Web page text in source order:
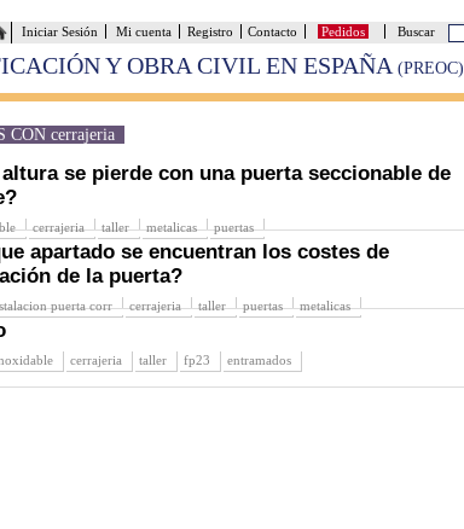
Buscar
Pedidos
Contacto
Registro
Mi cuenta
Iniciar Sesión
Y OBRA CIVIL EN ESPAÑA (PREOC)
CON cerrajeria
altura se pierde con una puerta seccionable de
cerrajeria taller metalicas puertas
apartado se encuentran los costes de
de la puerta?
puerta corr cerrajeria taller puertas metalicas
cerrajeria taller fp23 entramados